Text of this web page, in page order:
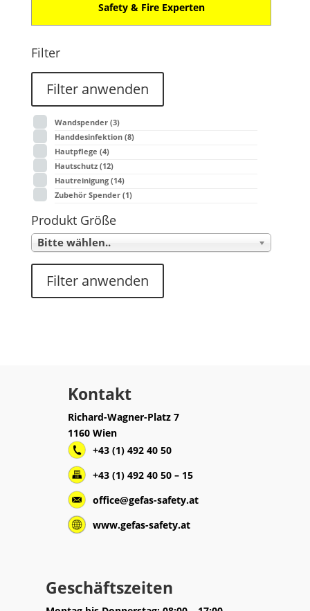
Safety & Fire Experten
Filter
Filter anwenden
Wandspender (3)
Handdesinfektion (8)
Hautpflege (4)
Hautschutz (12)
Hautreinigung (14)
Zubehör Spender (1)
Produkt Größe
Bitte wählen..
Filter anwenden
Kontakt
Richard-Wagner-Platz 7
1160 Wien
+43 (1) 492 40 50
+43 (1) 492 40 50 – 15
office@gefas-safety.at
www.gefas-safety.at
Geschäftszeiten